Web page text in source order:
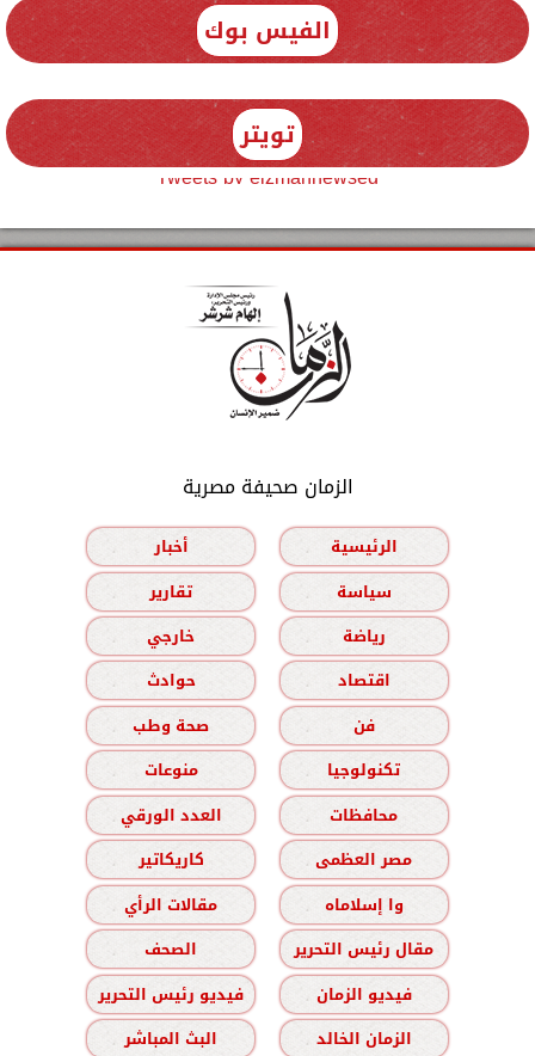
الفيس بوك
تويتر
Tweets by elzmannewseg
الزمان صحيفة مصرية
الرئيسية
أخبار
سياسة
تقارير
رياضة
خارجي
اقتصاد
حوادث
فن
صحة وطب
تكنولوجيا
منوعات
محافظات
العدد الورقي
مصر العظمى
كاريكاتير
وا إسلاماه
مقالات الرأي
مقال رئيس التحرير
الصحف
فيديو الزمان
فيديو رئيس التحرير
الزمان الخالد
البث المباشر